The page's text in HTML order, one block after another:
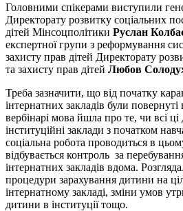
Головними спікерами виступили
Директорату розвитку соціальних
дітей Мінсоцполітики Руслан
експертної групи з реформування
захисту прав дітей Директорату
та захисту прав дітей Любов
Треба зазначити, що від початку
інтернатних закладів були
вербінарі мова йшла про те, чи всі ці
інституційні заклади з початком
соціальна робота проводиться в
відбувається контроль за
інтернатних закладів вдома.
процедури зарахування дитини на
інтернатному закладі, зміни умов
дитини в інституції тощо.